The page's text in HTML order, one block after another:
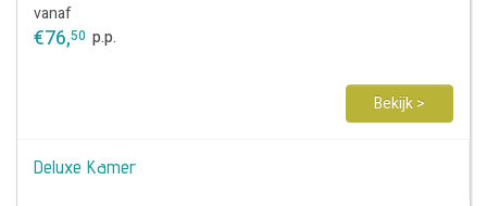
vanaf
€76,50 p.p.
Bekijk >
Deluxe Kamer